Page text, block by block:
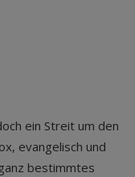
ein Streit um den
evangelisch und
bestimmtes